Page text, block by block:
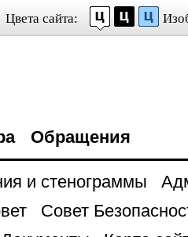
Цвета сайта:
Обращения
и стенограммы
Совет